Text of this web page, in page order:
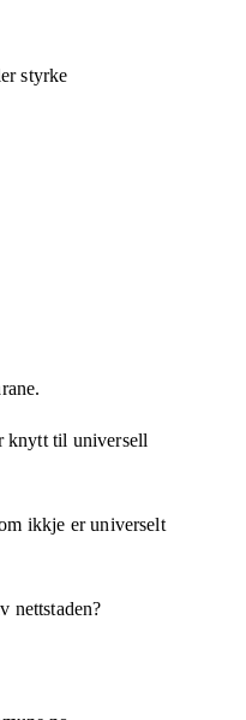
styrke
knytt til universell
ikkje er universelt
nettstaden?